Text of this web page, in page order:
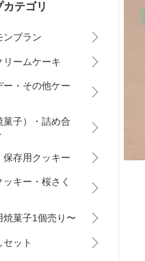
カテゴリ
ンブラン
リームケーキ
ー・その他ケー
菓子）・詰め合
存用クッキー
ッキー・桜さく
焼菓子1個売り〜
セット